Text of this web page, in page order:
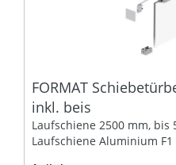
FORMAT
inkl. beis
Laufschiene 2500 mm, bis
Laufschiene Aluminium